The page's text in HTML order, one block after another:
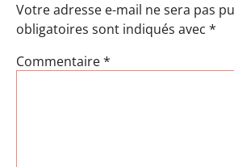
Votre adresse e-mail ne sera pas
obligatoires sont indiqués avec *
Commentaire*